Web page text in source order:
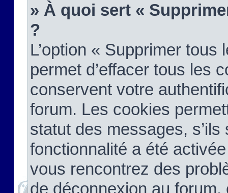
» À quoi sert «
?
L’option « Supprimer
permet d’effacer tous les
conservent votre
forum. Les cookies
statut des messages,
fonctionnalité a été
vous rencontrez des
de déconnexion au